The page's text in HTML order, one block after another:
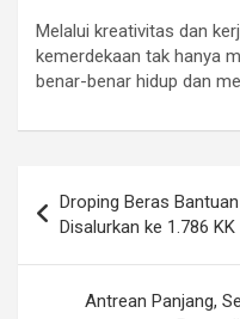
Melalui kreativitas dan
kemerdekaan tak hanya
benar-benar hidup dan
pos
Droping Beras
Disalurkan ke 1.786 KK
Antrean Panjang,